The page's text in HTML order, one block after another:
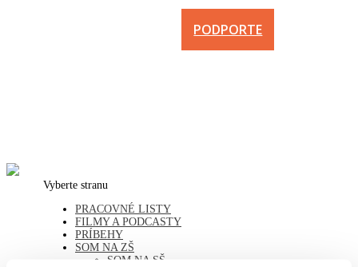
Vyberte stranu
PRACOVNÉ LISTY
FILMY A PODCASTY
PRÍBEHY
SOM NA ZŠ
SOM NA SŠ
PODPORTE